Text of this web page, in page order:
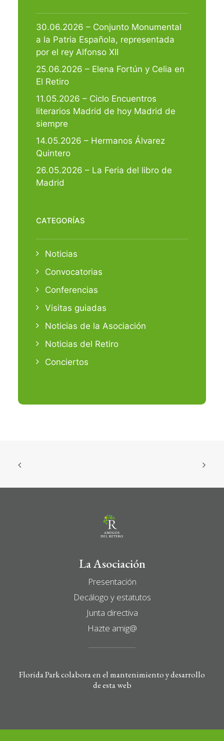
30.06.2026 – Conjunto Monumental
a la Patria Española, representada
por el rey Alfonso XII
25.06.2026 – Elena Fortún y Celia en
El Retiro
11.05.2026 – Ciclo Encuentros
literarios Madrid de hoy Madrid de
siempre
14.05.2026 – Hermanos Álvarez
Quintero
26.05.2026 – La Feria del libro de
Madrid
CATEGORÍAS
Noticias
Convocatorias
Conferencias
Visitas guiadas
Noticias de la Asociación
Noticias del Retiro
Conciertos
La Asociación
Presentación
Decálogo y estatutos
Junta directiva
Hazte amig@
Florida Park colabora en el mantenimiento y desarrollo
de esta web